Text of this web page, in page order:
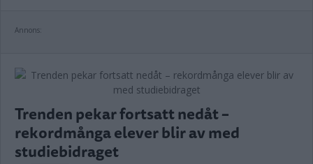
Annons:
Trenden pekar fortsatt nedåt –
rekordmånga elever blir av med
studiebidraget